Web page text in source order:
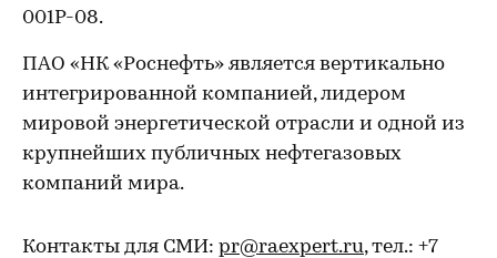
001P-08.
ПАО «НК «Роснефть» является вертикально
интегрированной компанией, лидером
мировой энергетической отрасли и одной из
крупнейших публичных нефтегазовых
компаний мира.
Контакты для СМИ: pr@raexpert.ru, тел.: +7